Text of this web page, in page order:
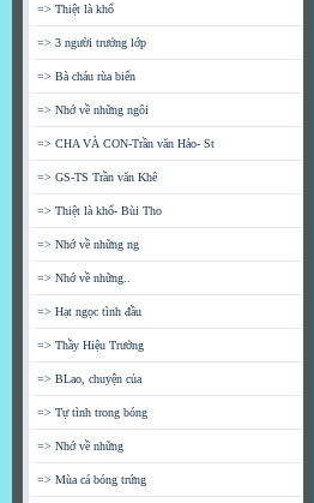
=> Thiệt là khổ
=> 3 người trưởng lớp
=> Bà cháu rùa biển
=> Nhớ về những ngôi
=> CHA VÀ CON-Trần văn Hảo- St
=> GS-TS Trần văn Khê
=> Thiệt là khổ- Bùi Tho
=> Nhớ về những ng
=> Nhớ về những..
=> Hạt ngọc tình đầu
=> Thầy Hiệu Trưởng
=> BLao, chuyện của
=> Tự tình trong bóng
=> Nhớ về những
=> Mùa cá bóng trứng